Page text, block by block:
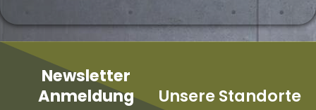
Newsletter
Anmeldung
Unsere Standorte